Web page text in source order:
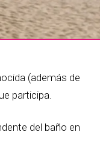
(además de
participa.
del baño en